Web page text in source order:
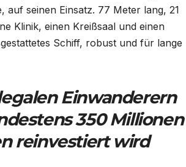
seinen Einsatz. 77 Meter lang, 21
Klinik, einen Kreißsaal und einen
Schiff, robust und für lange
Einwanderern
350 Millionen
reinvestiert wird